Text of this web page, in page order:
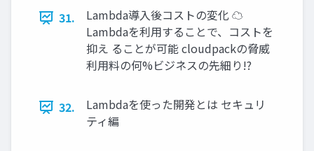
31.
Lambda導入後コストの変化 ☁
Lambdaを利用することで、コストを
抑え ることが可能 cloudpackの脅威
利用料の何%ビジネスの先細り!?
32.
Lambdaを使った開発とは セキュリ
ティ編